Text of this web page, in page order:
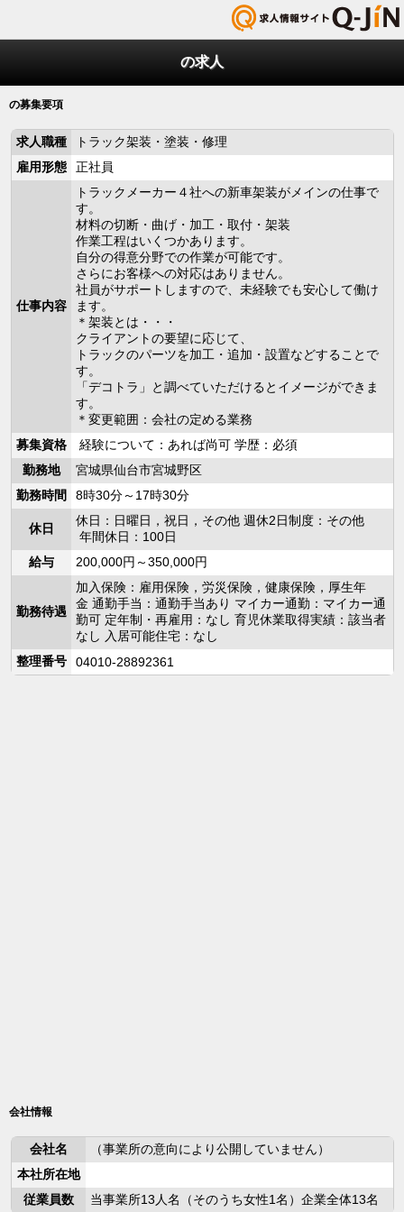
の求人
の募集要項
求人職種
トラック架装・塗装・修理
雇用形態
正社員
仕事内容
トラックメーカー４社への新車架装がメインの仕事で
す。
材料の切断・曲げ・加工・取付・架装
作業工程はいくつかあります。
自分の得意分野での作業が可能です。
さらにお客様への対応はありません。
社員がサポートしますので、未経験でも安心して働け
ます。
＊架装とは・・・
クライアントの要望に応じて、
トラックのパーツを加工・追加・設置などすることで
す。
「デコトラ」と調べていただけるとイメージができま
す。
＊変更範囲：会社の定める業務
募集資格
経験について：あれば尚可 学歴：必須
勤務地
宮城県仙台市宮城野区
勤務時間
8時30分～17時30分
休日
休日：日曜日，祝日，その他 週休2日制度：その他
年間休日：100日
給与
200,000円～350,000円
勤務待遇
加入保険：雇用保険，労災保険，健康保険，厚生年
金 通勤手当：通勤手当あり マイカー通勤：マイカー通
勤可 定年制・再雇用：なし 育児休業取得実績：該当者
なし 入居可能住宅：なし
整理番号
04010-28892361
会社情報
会社名
（事業所の意向により公開していません）
本社所在地
従業員数
当事業所13人名（そのうち女性1名）企業全体13名